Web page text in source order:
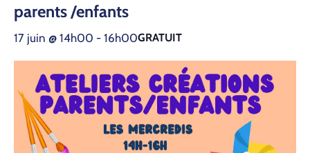
parents /enfants
17 juin @ 14h00 - 16h00GRATUIT